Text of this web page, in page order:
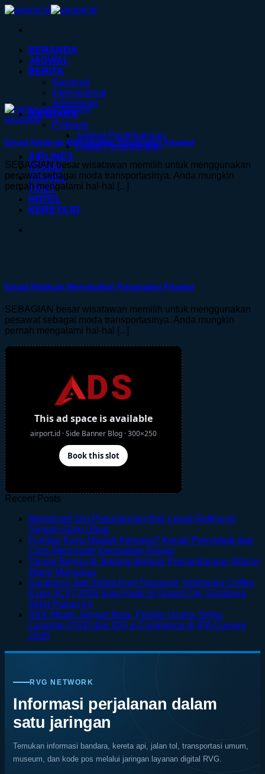
Skip
content
BERANDA
JADWAL
BERITA
Nasional
Internasional
Advertorial
BANDARA
Pintasan
Jadwal Penerbangan
Radar Penerbangan
AIRLINES
TEKNO
TRAVEL
TIKET
HOTEL
KERETA.ID
Empat Kelakuan Menyebalkan Penumpang Pesawat
SEBAGIAN besar wisatawan memilih untuk menggunakan
pesawat sebagai moda transportasinya. Anda mungkin
pernah mengalami hal-hal [...]
Empat Kelakuan Menyebalkan Penumpang Pesawat
SEBAGIAN besar wisatawan memilih untuk menggunakan
pesawat sebagai moda transportasinya. Anda mungkin
pernah mengalami hal-hal [...]
Recent Posts
Menikmati Sisi Petualangan Bali Lewat Rafting di
Tengah Alam Ubud
Comments
on
Menikmati
Petualangan
Bali
Rafting
di
Ubud
Furnitur Kayu Mudah Keropos? Kenali Penyebab dan
Cara Mencegah Kerusakan RayapNo
Comments
Furnitur
Kayu
Keropos?
Kenali
Cara
Taman Bunga di Jepang dengan Pemandangan Warna
Warni Memukau
Comments
on
Bunga
di
Pemandangan
Surabaya Jadi Kiblat Kopi Nasional, Indonesia Coffee
Expo (ICX) 2026 Siap Hadir di Grand City Surabaya
Akhir Pekan Ini
Comments
on
Kiblat
Nasional,
Indonesia
Coffee
Expo
(ICX)
2026
Siap
Hadir
di
SKK Migas Jemput Bola, Pelaku Usaha Serbu
Layanan CIVD dan IOG e-Commerce di IPA Convex
2026No
on
Migas
Jemput
Bola,
Pelaku
Usaha
Serbu
Layanan
CIVD
dan
RVG NETWORK
Informasi perjalanan dalam
satu jaringan
Temukan informasi bandara, kereta api, jalan tol, transportasi umum,
museum, dan kode pos melalui jaringan layanan digital RVG.